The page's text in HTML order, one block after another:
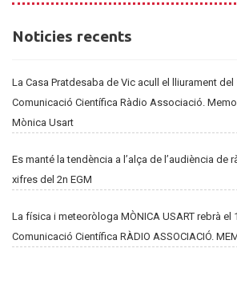
Noticies
Noticies recents
La Casa Pratdesaba de Vic acull el lliurament del
Comunicació Científica Ràdio Associació.
Mònica Usart
Es manté la tendència a l’alça de l’audiència de
xifres del 2n EGM
La física i meteoròloga MÒNICA USART rebrà el
Comunicació Científica RÀDIO ASSOCIACIÓ.